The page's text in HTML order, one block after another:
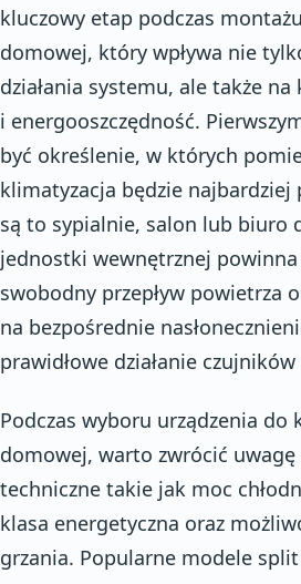
kluczowy etap podczas
domowej, który wpływa nie
działania systemu, ale także
i energooszczędność.
być określenie, w których
klimatyzacja będzie najbardziej
są to sypialnie, salon lub biuro
jednostki wewnętrznej powinna
swobodny przepływ powietrza
na bezpośrednie
prawidłowe działanie
Podczas wyboru urządzenia do
domowej, warto zwrócić
techniczne takie jak moc
klasa energetyczna oraz
grzania. Popularne modele